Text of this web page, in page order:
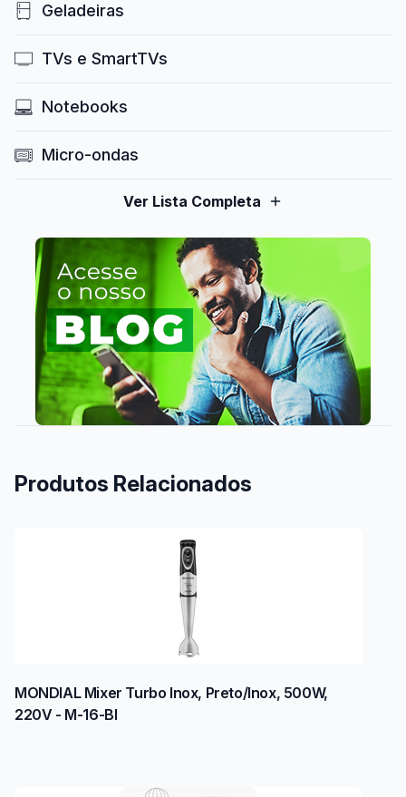
Geladeiras
TVs e SmartTVs
Notebooks
Micro-ondas
Ver Lista Completa
Produtos Relacionados
MONDIAL Mixer Turbo Inox, Preto/Inox, 500W,
220V - M-16-BI